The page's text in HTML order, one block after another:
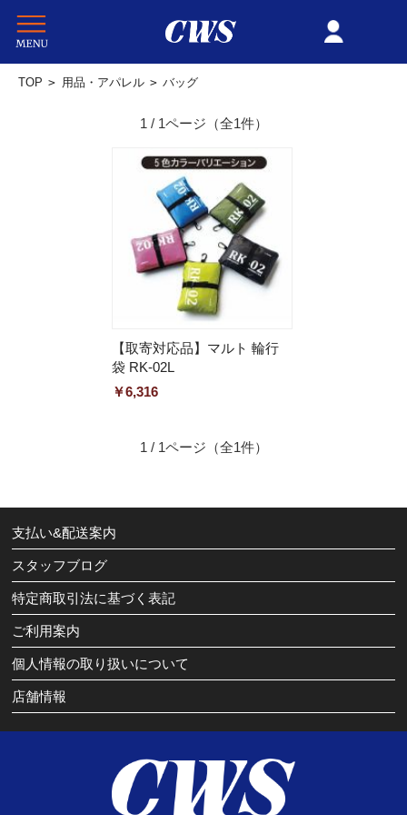
TOP > 用品・アパレル > バッグ
1 / 1ページ （全1件）
【取寄対応品】マルト 輪行
袋 RK-02L
￥6,316
1 / 1ページ （全1件）
支払い&配送案内
スタッフブログ
特定商取引法に基づく表記
ご利用案内
個人情報の取り扱いについて
店舗情報